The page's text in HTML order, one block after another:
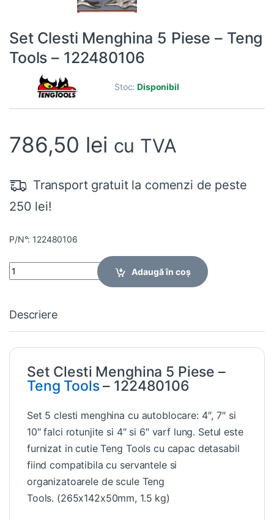
Set Clesti Menghina 5 Piese – Teng
Tools – 122480106
Stoc:Disponibil
786,50 lei cu TVA
Transport gratuit la comenzi de peste
250 lei!
P/N°: 122480106
Quantity
Adaugă în coș
Descriere
Set Clesti Menghina 5 Piese –
Teng Tools– 122480106
Set 5 clesti menghina cu autoblocare: 4″, 7″ si
10″ falci rotunjite si 4″ si 6″ varf lung. Setul este
furnizat in cutie Teng Tools cu capac detasabil
fiind compatibila cu servantele si
organizatoarele de scule Teng
Tools. (265x142x50mm, 1.5 kg)